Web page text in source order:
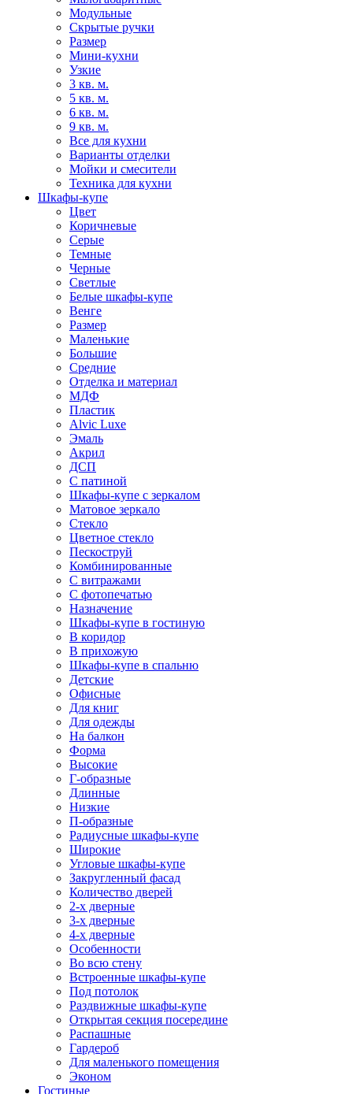
Модульные
Скрытые ручки
Размер
Мини-кухни
Узкие
3 кв. м.
5 кв. м.
6 кв. м.
9 кв. м.
Все для кухни
Варианты отделки
Мойки и смесители
Техника для кухни
Шкафы-купе
Цвет
Коричневые
Серые
Темные
Черные
Светлые
Белые шкафы-купе
Венге
Размер
Маленькие
Большие
Средние
Отделка и материал
МДФ
Пластик
Alvic Luxe
Эмаль
Акрил
ДСП
С патиной
Шкафы-купе с зеркалом
Матовое зеркало
Стекло
Цветное стекло
Пескоструй
Комбинированные
С витражами
С фотопечатью
Назначение
Шкафы-купе в гостиную
В коридор
В прихожую
Шкафы-купе в спальню
Детские
Офисные
Для книг
Для одежды
На балкон
Форма
Высокие
Г-образные
Длинные
Низкие
П-образные
Радиусные шкафы-купе
Широкие
Угловые шкафы-купе
Закругленный фасад
Количество дверей
2-х дверные
3-х дверные
4-х дверные
Особенности
Во всю стену
Встроенные шкафы-купе
Под потолок
Раздвижные шкафы-купе
Открытая секция посередине
Распашные
Гардероб
Для маленького помещения
Эконом
Гостиные